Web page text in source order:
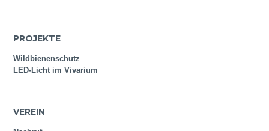
PROJEKTE
Wildbienenschutz
LED-Licht im Vivarium
VEREIN